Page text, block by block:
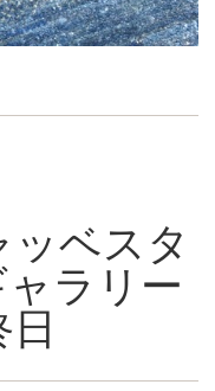
ベスタ
ラリー